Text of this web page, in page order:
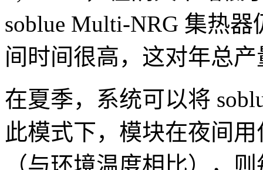
soblue Multi-NRG 集热
间时间很高，这对年总
在夏季，系统可以将
此模式下，模块在夜间
（与环境温度相比），